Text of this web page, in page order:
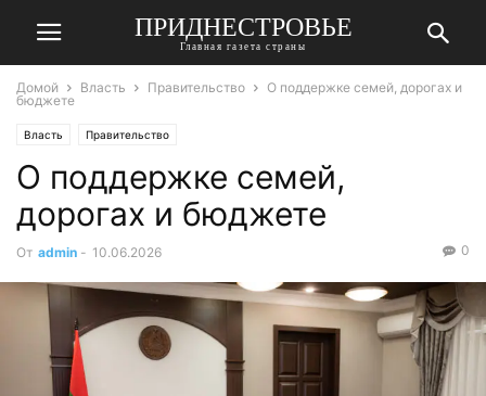
ПРИДНЕСТРОВЬЕ
Главная газета страны
Домой Власть Правительство
О поддержке семей, дорогах и
бюджете
Власть Правительство
О поддержке семей,
дорогах и бюджете
От admin - 10.06.2026 0